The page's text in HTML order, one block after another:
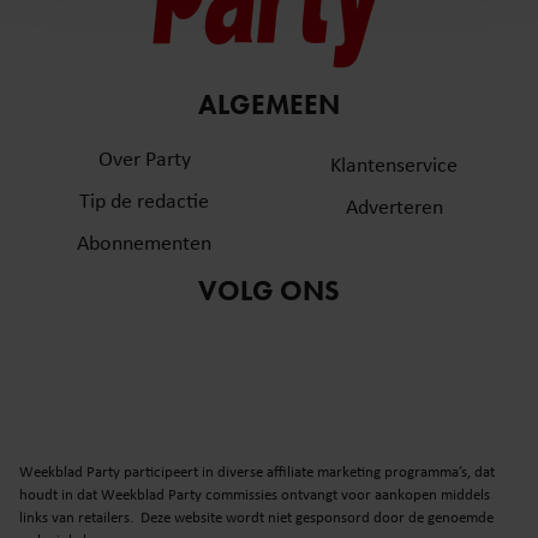
en om ons websiteverkeer te analyseren. Ook delen we
informatie over uw gebruik van onze site met onze
partners kunnen deze gegevens combineren met andere
verzameld op basis van uw gebruik van hun services. U
gaat akkoord met onze cookies als u onze website blijft
ALGEMEEN
Over Party
Tip de redactie
Abonnementen
Klantenservice
Adverteren
VOLG ONS
Weekblad Party participeert in diverse affiliate marketing programma’s, dat
houdt in dat Weekblad Party commissies ontvangt voor aankopen middels
links van retailers. Deze website wordt niet gesponsord door de genoemde